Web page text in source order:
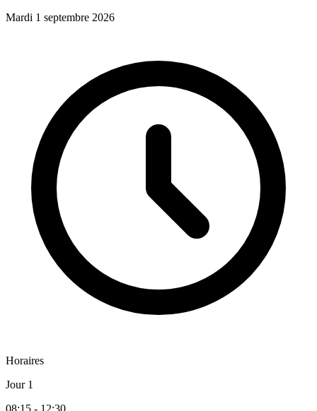
Mardi 1 septembre 2026
Horaires
Jour 1
08:15 - 12:30